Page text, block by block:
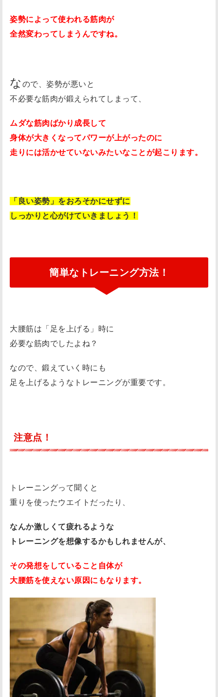
姿勢によって使われる筋肉が
全然変わってしまうんですね。
な ので、姿勢が悪いと
不必要な筋肉が鍛えられてしまって、
ムダな筋肉ばかり成長して
身体が大きくなってパワーが上がったのに
走りには活かせていないみたいなことが起こります。
「良い姿勢」をおろそかにせずに
しっかりと心がけていきましょう！
簡単なトレーニング方法！
大腰筋は「足を上げる」時に
必要な筋肉でしたよね？
なので、鍛えていく時にも
足を上げるようなトレーニングが重要です。
注意点！
トレーニングって聞くと
重りを使ったウエイトだったり、
なんか激しくて疲れるような
トレーニングを想像するかもしれませんが、
その発想をしていること自体が
大腰筋を使えない原因にもなります。